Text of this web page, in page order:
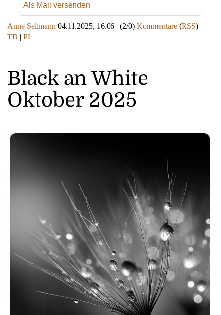
Als Mail versenden
Anne Seltmann 04.11.2025, 16.06 | (2/0) Kommentare (RSS) |
TB | PL
Black an White
Oktober 2025